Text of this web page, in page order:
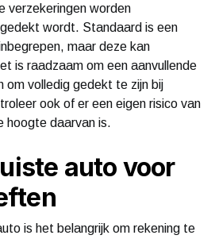
verzekeringen worden
wordt. Standaard is een
maar deze kan
is raadzaam om een aanvullende
om volledig gedekt te zijn bij
ook of er een eigen risico van
hoogte daarvan is.
auto voor
is het belangrijk om rekening te